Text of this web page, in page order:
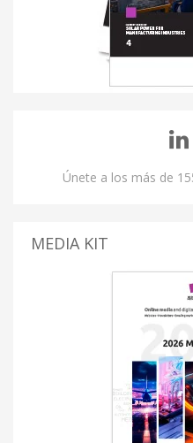
Únete a los más de
MEDIA KIT